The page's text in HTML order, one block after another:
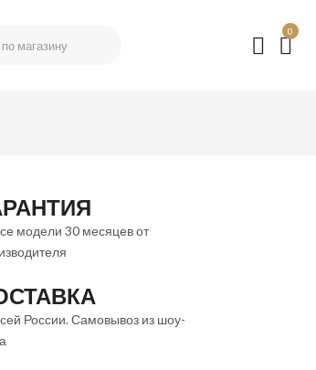
0
модели 30 месяцев от
России. Самовывоз из шоу-